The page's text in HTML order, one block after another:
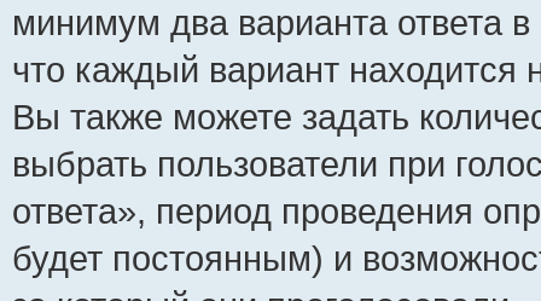
минимум два варианта ответа
что каждый вариант находится
Вы также можете задать
выбрать пользователи при
ответа», период проведения
будет постоянным) и